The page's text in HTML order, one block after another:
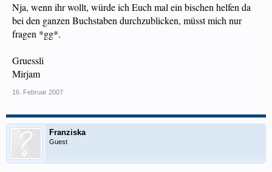
Nja, wenn ihr wollt, würde ich Euch mal ein bischen helfen da
bei den ganzen Buchstaben durchzublicken, müsst mich nur
fragen *gg*.
Gruessli
Mirjam
16. Februar 2007
Franziska
Guest